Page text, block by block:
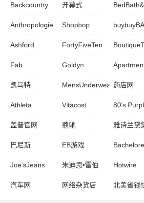
Backcountry 开幕式
Anthropologie Shopbop
Ashford FortyFiveTen
Fab Goldyn
凯马特 MensUnderwearStore
药店网
Athleta Vitacost 80’s
盖普官网 蔻驰 雅诗兰黛
巴尼斯 EB游戏
Joe'sJeans 朱迪思•雷伯 Hotwire
汽车网 网络杂货店 北美省钱